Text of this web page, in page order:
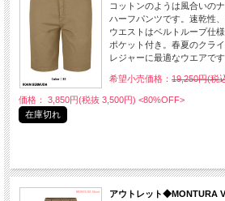
コットンのようは風合いの
ハーフパンツです。速乾性
ウエストはベルトループ仕
ポケット付き。春夏のクラ
レジャーに最適なウエアです
希望小売価格： 19,250円(税
価格： 3,850円(税抜 3,500円) <80%OFF>
在庫切れ
アウトレット◆MONTURA